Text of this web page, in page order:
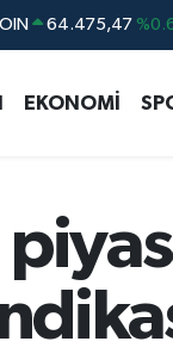
47,5986
EKONOMİ